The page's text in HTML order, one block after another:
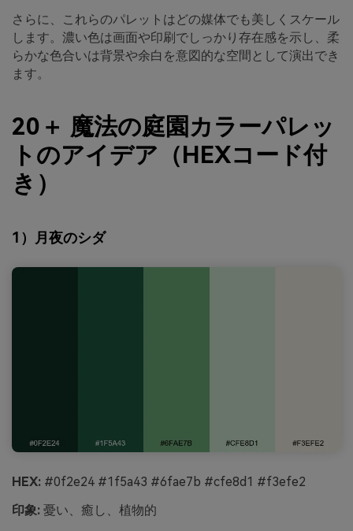
さらに、これらのパレットはどの媒体でも美しくスケール
します。濃い色は画面や印刷でしっかり存在感を示し、柔
らかな色合いは背景や余白を意図的な空間として演出でき
ます。
20＋ 魔法の庭園カラーパレッ
トのアイデア（HEXコード付
き）
1）月夜のシダ
HEX: #0f2e24 #1f5a43 #6fae7b #cfe8d1 #f3efe2
印象: 憂い、癒し、植物的